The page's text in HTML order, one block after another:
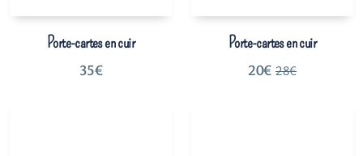
Porte-cartes en cuir
35€
Porte-cartes en cuir
20€ 28€